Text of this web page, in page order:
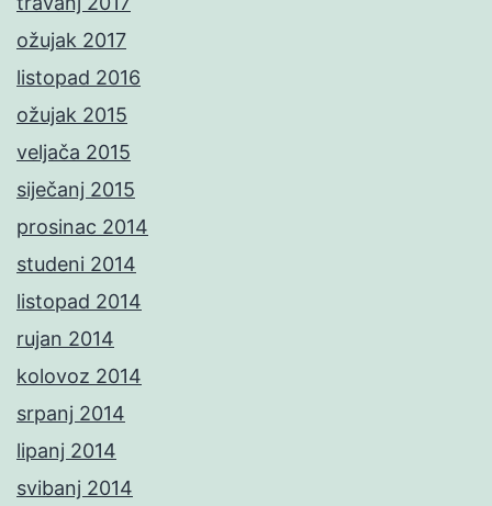
ožujak 2017
listopad 2016
ožujak 2015
veljača 2015
siječanj 2015
prosinac 2014
studeni 2014
listopad 2014
rujan 2014
kolovoz 2014
srpanj 2014
lipanj 2014
svibanj 2014